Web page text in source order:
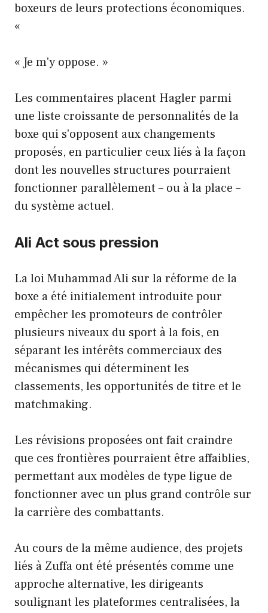
boxeurs de leurs protections économiques.
«
« Je m'y oppose. »
Les commentaires placent Hagler parmi
une liste croissante de personnalités de la
boxe qui s'opposent aux changements
proposés, en particulier ceux liés à la façon
dont les nouvelles structures pourraient
fonctionner parallèlement – ​​ou à la place –
du système actuel.
Ali Act sous pression
La loi Muhammad Ali sur la réforme de la
boxe a été initialement introduite pour
empêcher les promoteurs de contrôler
plusieurs niveaux du sport à la fois, en
séparant les intérêts commerciaux des
mécanismes qui déterminent les
classements, les opportunités de titre et le
matchmaking.
Les révisions proposées ont fait craindre
que ces frontières pourraient être affaiblies,
permettant aux modèles de type ligue de
fonctionner avec un plus grand contrôle sur
la carrière des combattants.
Au cours de la même audience, des projets
liés à Zuffa ont été présentés comme une
approche alternative, les dirigeants
soulignant les plateformes centralisées, la